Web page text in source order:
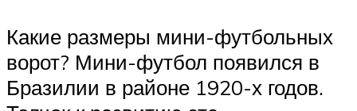
Какие размеры мини-футбольных
ворот? Мини-футбол появился в
Бразилии в районе 1920-х годов.